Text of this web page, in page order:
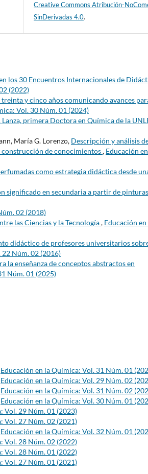
Creative Commons Atribución-
SinDerivadas 4.0.
los 30 Encuentros Internacionales de
(2022)
y cinco años comunicando avances
Vol. 30 Núm. 01 (2024)
primera Doctora en Química de la
María G. Lorenzo, Descripción y análisis
construcción de conocimientos, Educación
como estrategia didáctica desde
significado en secundaria a partir de
02 (2018)
las Ciencias y la Tecnología, Educación en
didáctico de profesores universitarios
Núm. 02 (2016)
la enseñanza de conceptos abstractos en
Núm. 01 (2025)
Educación en la Química: Vol. 31 Núm. 01
Educación en la Química: Vol. 29 Núm. 02
Educación en la Química: Vol. 31 Núm. 02
Educación en la Química: Vol. 30 Núm. 01
Vol. 29 Núm. 01 (2023)
Vol. 27 Núm. 02 (2021)
Educación en la Química: Vol. 32 Núm. 01
Vol. 28 Núm. 02 (2022)
Vol. 28 Núm. 01 (2022)
Vol. 27 Núm. 01 (2021)